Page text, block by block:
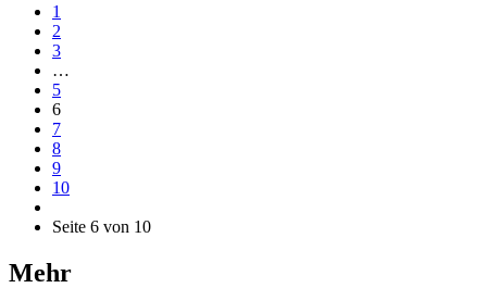
1
2
3
…
5
6
7
8
9
10
Seite 6 von 10
Mehr